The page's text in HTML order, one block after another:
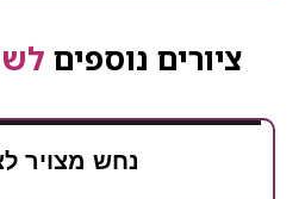
נוספים לשימוש
נחש מצויר לצביעה